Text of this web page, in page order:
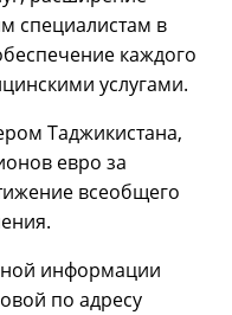
специалистам в
каждого
услугами.
Таджикистана,
евро за
всеобщего
информации
по адресу